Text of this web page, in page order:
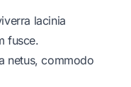
lacinia
fusce.
netus, commodo